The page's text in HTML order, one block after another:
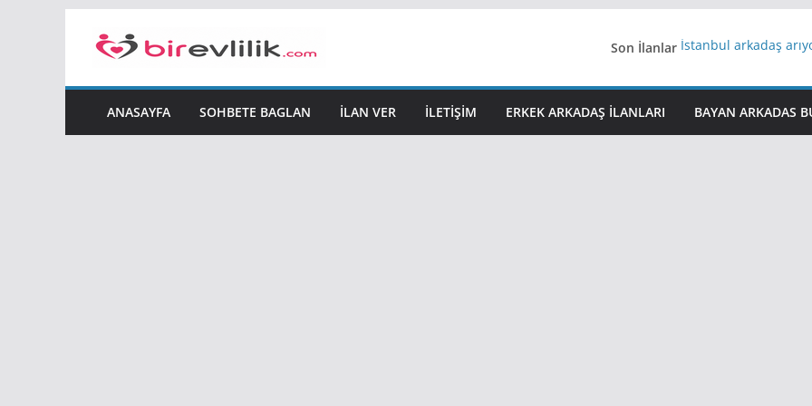
Son İlanlar İstanbul arkadaş
Yeni Bir Aşk Lazım
iş arayanlara iş
ANASAYFA SOHBETE BAGLAN İLAN VER İLETIŞIM ERKEK ARKADAŞ ILANLARI BAYAN ARKADAS